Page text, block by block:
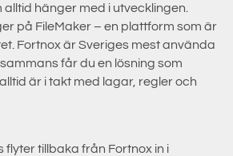
hänger med i utvecklingen.
på FileMaker – en plattform som är
Fortnox är Sveriges mest använda
får du en lösning som
är i takt med lagar, regler och
flyter tillbaka från Fortnox in i